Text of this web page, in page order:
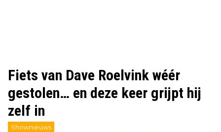
Fiets van Dave Roelvink wéér
gestolen… en deze keer grijpt hij
zelf in
Shownieuws